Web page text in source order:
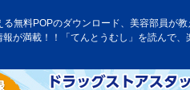
無料POPのダウンロード、美容部員が教
が満載！！「てんとうむし」を読んで、